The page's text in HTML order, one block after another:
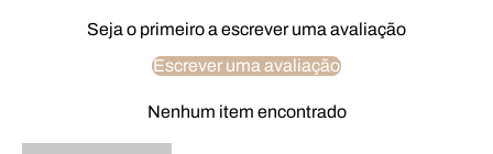
Seja o primeiro a escrever uma avaliação
Escrever uma avaliação
Nenhum item encontrado